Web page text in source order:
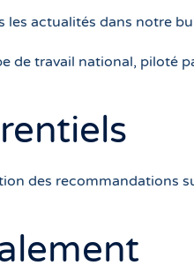
les actualités dans notre
de travail national, piloté
des recommandations